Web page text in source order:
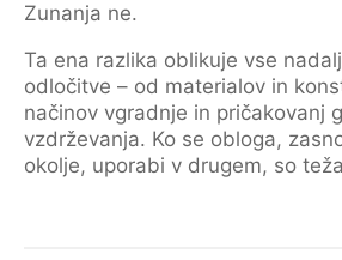
Zunanja ne.
Ta ena razlika oblikuje vse
odločitve – od materialov in
načinov vgradnje in pričakovanj
vzdrževanja. Ko se obloga,
okolje, uporabi v drugem, so